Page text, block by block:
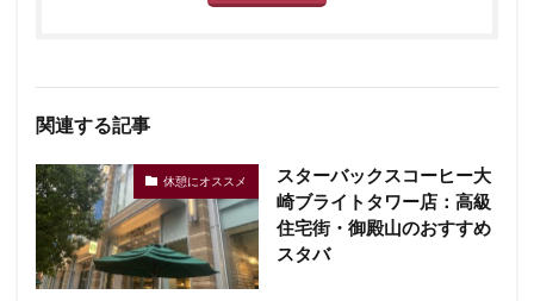
関連する記事
休憩にオススメ
スターバックスコーヒー大
崎ブライトタワー店：高級
住宅街・御殿山のおすすめ
スタバ